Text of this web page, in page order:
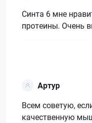
Синта 6 мне
протеины. Очень
Артур
Всем советую,
качественную